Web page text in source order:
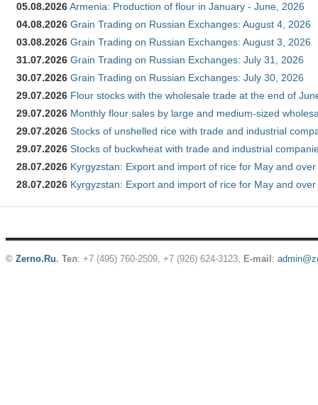
05.08.2026Armenia: Production of flour in January - June, 2026
04.08.2026 Grain Trading on Russian Exchanges: August 4, 2026
03.08.2026 Grain Trading on Russian Exchanges: August 3, 2026
31.07.2026 Grain Trading on Russian Exchanges: July 31, 2026
30.07.2026 Grain Trading on Russian Exchanges: July 30, 2026
29.07.2026 Flour stocks with the wholesale trade at the end of
29.07.2026 Monthly flour sales by large and medium-sized
29.07.2026 Stocks of unshelled rice with trade and industrial
29.07.2026 Stocks of buckwheat with trade and industrial
28.07.2026 Kyrgyzstan: Export and import of rice for May and
28.07.2026 Kyrgyzstan: Export and import of rice for May and
© Zerno.Ru. Тел: +7 (495) 760-2509, +7 (926) 624-3123, E-mail :